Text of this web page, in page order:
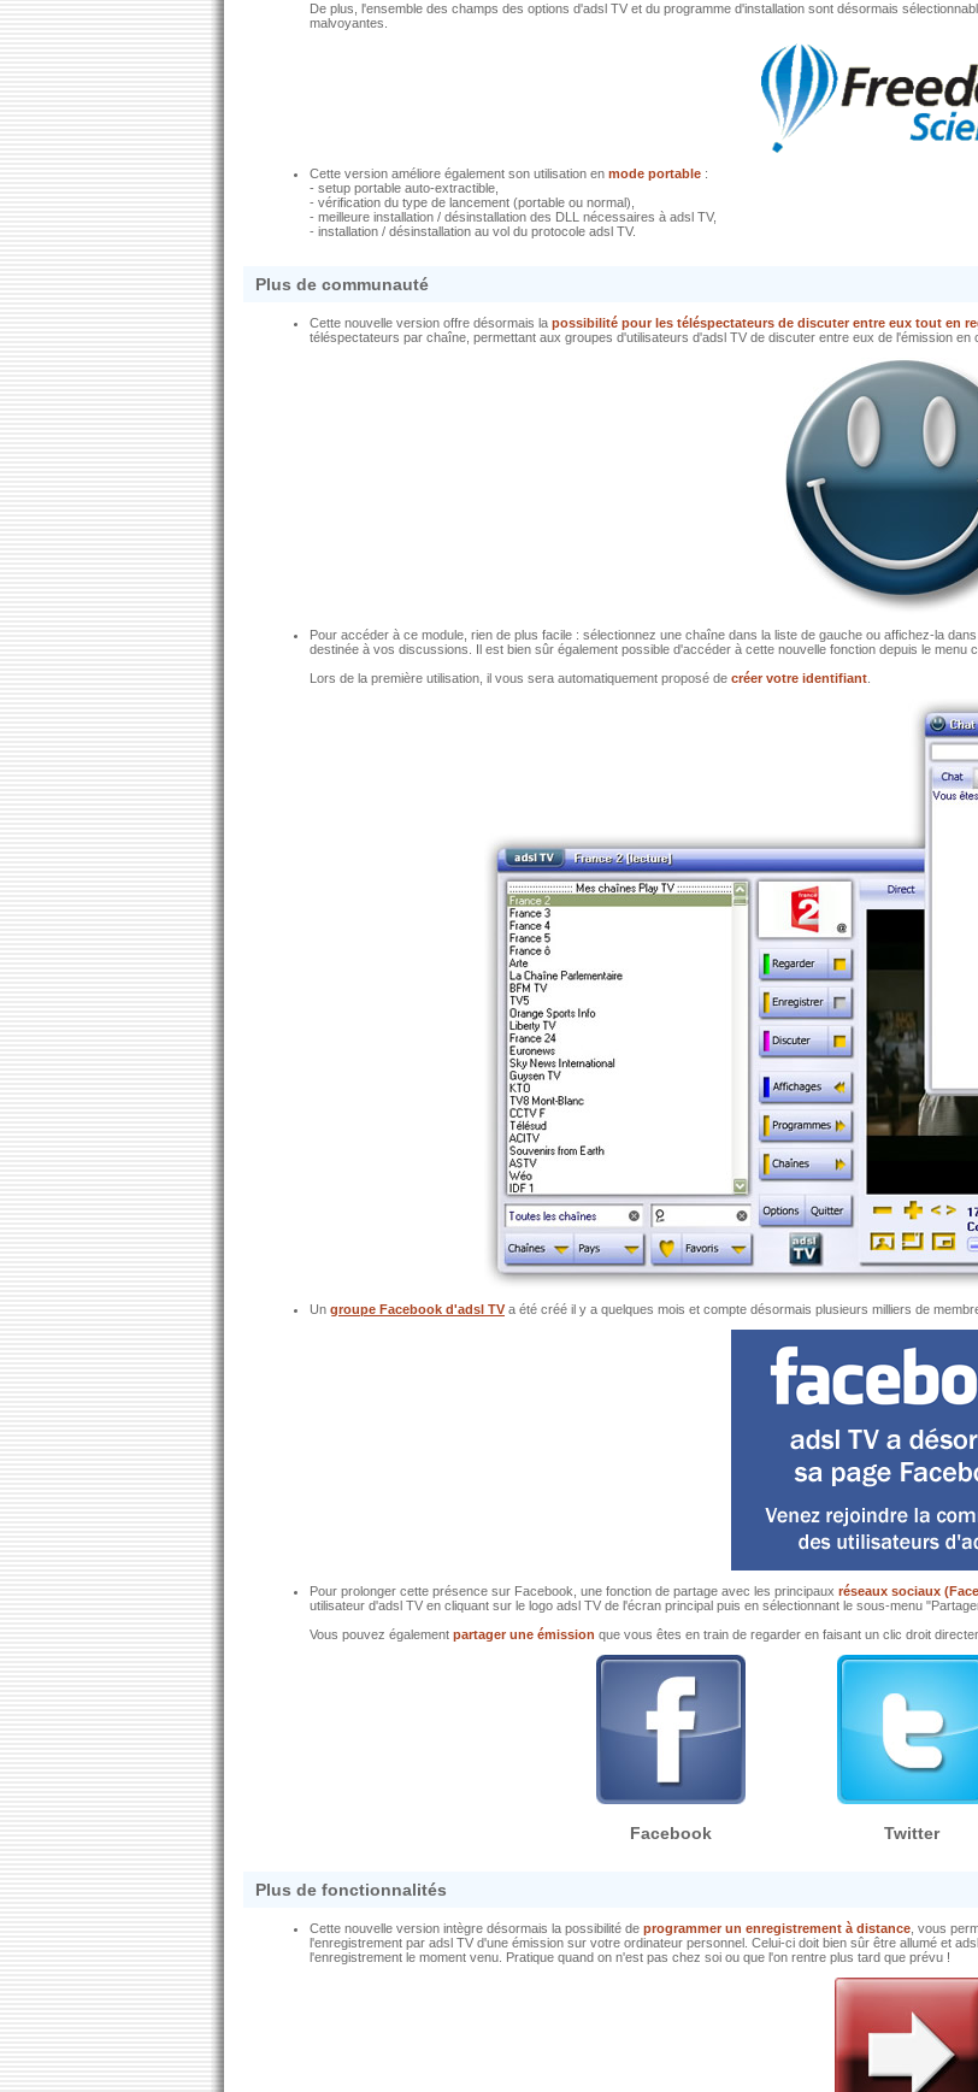
De plus, l'ensemble des champs des options d'adsl TV et du programme d'installation sont désormais
malvoyantes.
Cette version améliore également son utilisation en mode portable :
- setup portable auto-extractible,
- vérification du type de lancement (portable ou normal),
- meilleure installation / désinstallation des DLL nécessaires à adsl TV,
- installation / désinstallation au vol du protocole adsl TV.
Plus de communauté
Cette nouvelle version offre désormais la possibilité pour les téléspectateurs de discuter entre eux tout en
téléspectateurs par chaîne, permettant aux groupes d'utilisateurs d'adsl TV de discuter entre eux de l'émission en
Pour accéder à ce module, rien de plus facile : sélectionnez une chaîne dans la liste de gauche ou affichez-la
destinée à vos discussions. Il est bien sûr également possible d'accéder à cette nouvelle fonction depuis le menu
Lors de la première utilisation, il vous sera automatiquement proposé de créer votre identifiant
Un groupe Facebook d'adsl TV a été créé il y a quelques mois et compte désormais plusieurs milliers de
Pour prolonger cette présence sur Facebook, une fonction de partage avec les principaux réseaux sociaux
utilisateur d'adsl TV en cliquant sur le logo adsl TV de l'écran principal puis en sélectionnant le sous-menu
Vous pouvez également partager une émission que vous êtes en train de regarder en faisant un clic droit
Facebook Twitter
Plus de fonctionnalités
Cette nouvelle version intègre désormais la possibilité de programmer un enregistrement à distance , vous
l'enregistrement par adsl TV d'une émission sur votre ordinateur personnel. Celui-ci doit bien sûr être allumé et
l'enregistrement le moment venu. Pratique quand on n'est pas chez soi ou que l'on rentre plus tard que prévu !